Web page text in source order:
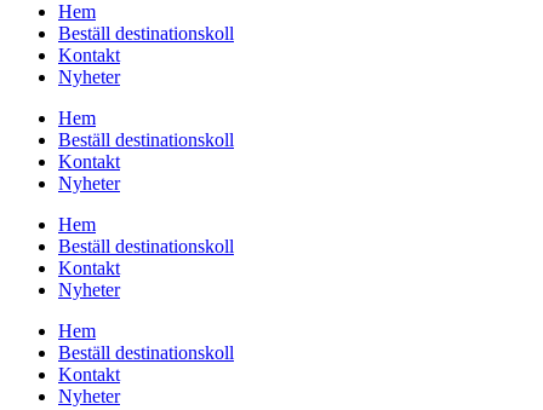
Hem
Beställ destinationskoll
Kontakt
Nyheter
Hem
Beställ destinationskoll
Kontakt
Nyheter
Hem
Beställ destinationskoll
Kontakt
Nyheter
Hem
Beställ destinationskoll
Kontakt
Nyheter